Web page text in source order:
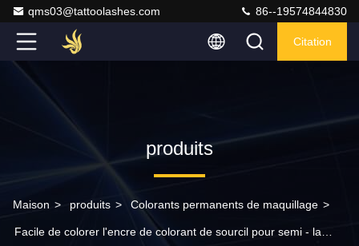
qms03@tattoolashes.com 86--19574844830
Citation
produits
Maison > produits > Colorants permanents de maquillage >
Facile de colorer l'encre de colorant de sourcil pour semi - la